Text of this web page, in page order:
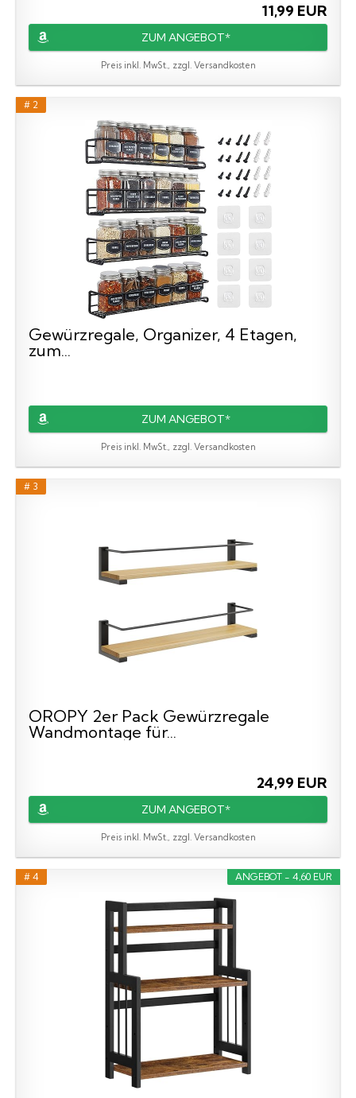
11,99 EUR
ZUM ANGEBOT*
Preis inkl. MwSt., zzgl. Versandkosten
# 2
Gewürzregale, Organizer, 4 Etagen,
zum...
ZUM ANGEBOT*
Preis inkl. MwSt., zzgl. Versandkosten
# 3
OROPY 2er Pack Gewürzregale
Wandmontage für...
24,99 EUR
ZUM ANGEBOT*
Preis inkl. MwSt., zzgl. Versandkosten
ANGEBOT - 4,60 EUR
# 4